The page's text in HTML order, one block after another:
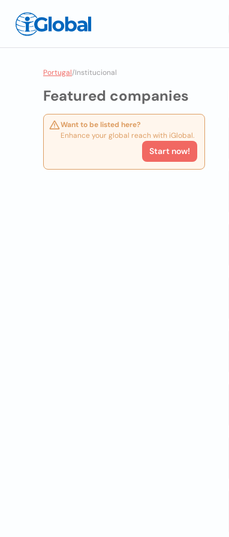
Portugal/Institucional
Featured companies
Want to be listed here?
Enhance your global reach with iGlobal.
Start now!